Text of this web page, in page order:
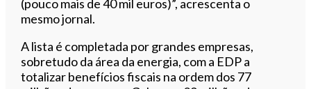
(pouco mais de 40 mil euros)”, acrescenta o
mesmo jornal.
A lista é completada por grandes empresas,
sobretudo da área da energia, com a EDP a
totalizar benefícios fiscais na ordem dos 77